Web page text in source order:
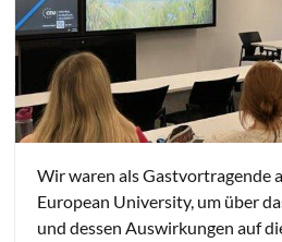
Wir waren als Gastvortragende
European University, um über
und dessen Auswirkungen auf